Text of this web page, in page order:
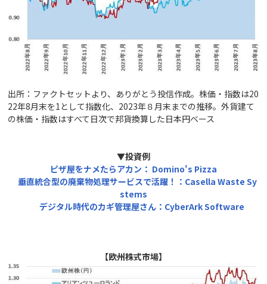
出所：ファクトセットより、ありがとう投信作成。株価・指数は20
22年8月末を1として指数化、2023年８月末までの推移。外貨建て
の株価・指数はすべて日次で邦貨換算した日本円ベース
▼投資例
ピザ屋をナメたらアカン： Domino's Pizza
垂直統合型の廃棄物処理サービスで活躍！：Casella Waste Sy
stems
デジタル時代のカギ管理屋さん：CyberArk Software
【欧州株式市場】